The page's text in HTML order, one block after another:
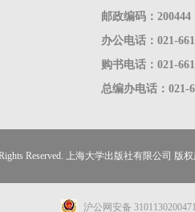
邮政编码：200444
办公电话：021-
购书电话：021-
总编办电话：021-
Reserved. 上海大学出版社有限公司 版
沪公网安备